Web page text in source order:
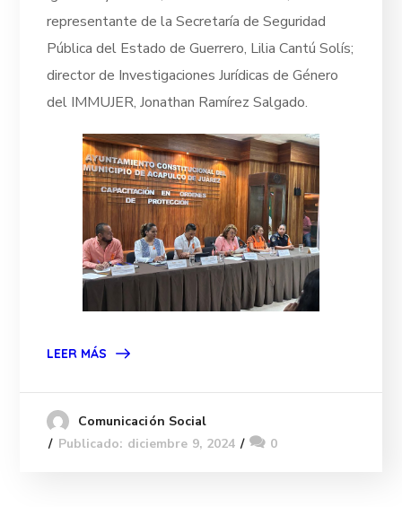
representante de la Secretaría de Seguridad
Pública del Estado de Guerrero, Lilia Cantú Solís;
director de Investigaciones Jurídicas de Género
del IMMUJER, Jonathan Ramírez Salgado.
LEER MÁS
Comunicación Social
Publicado: diciembre 9, 2024
0